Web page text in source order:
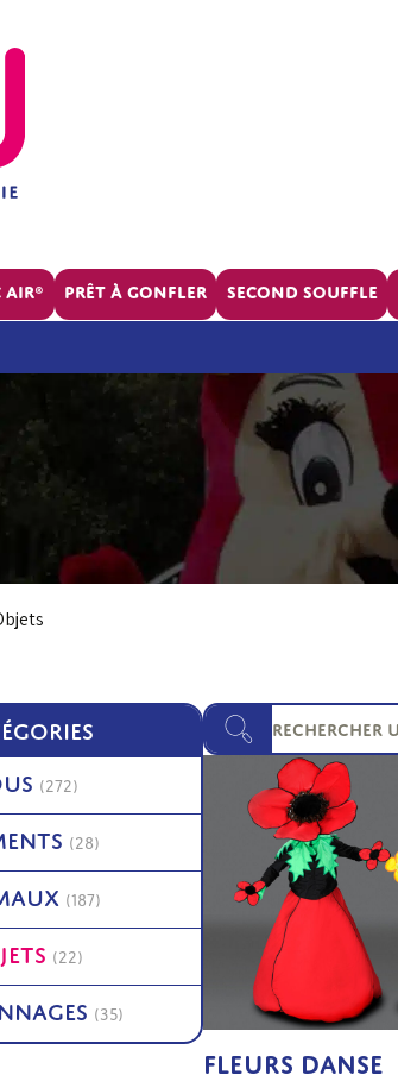
AIR® Prêt à gonfler Second souffle
(272)
(28)
(187)
(22)
(35)
FLEURS DANSE